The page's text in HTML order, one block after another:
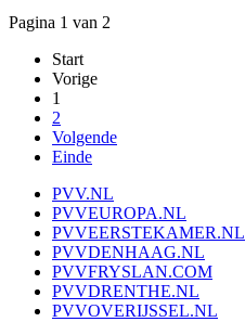
Pagina 1 van 2
Start
Vorige
1
2
Volgende
Einde
PVV.NL
PVVEUROPA.NL
PVVEERSTEKAMER.NL
PVVDENHAAG.NL
PVVFRYSLAN.COM
PVVDRENTHE.NL
PVVOVERIJSSEL.NL